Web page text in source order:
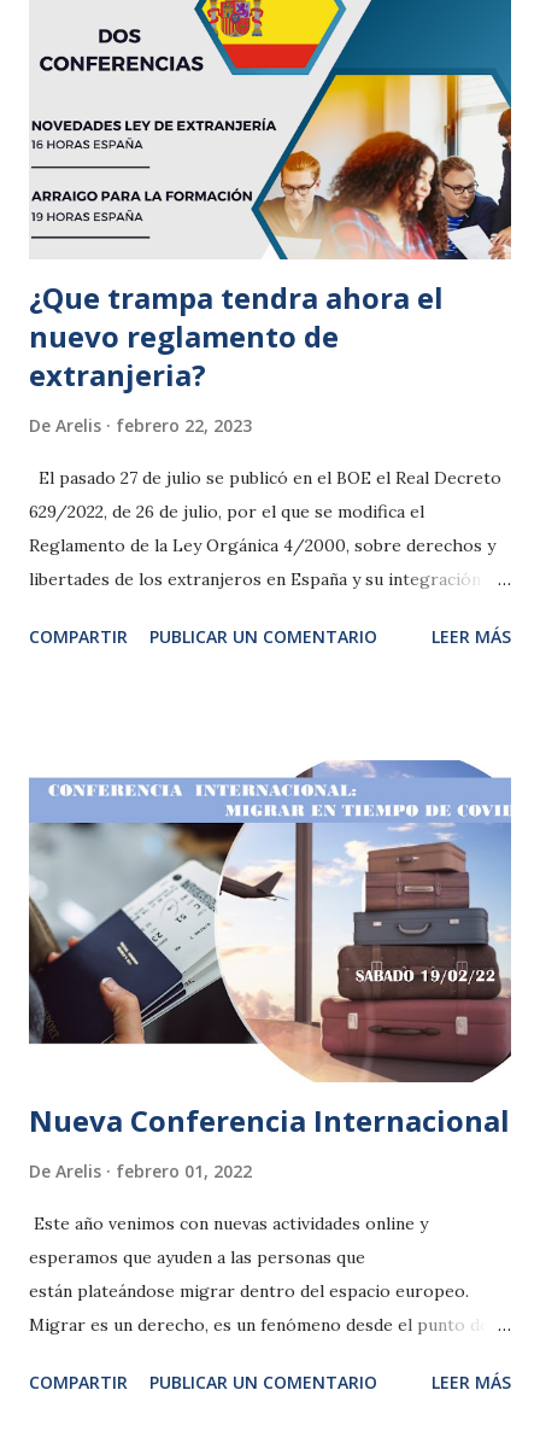
¿Que trampa tendra ahora el
nuevo reglamento de
extranjeria?
De Arelis febrero 22, 2023
El pasado 27 de julio se publicó en el BOE el Real Decreto
629/2022, de 26 de julio, por el que se modifica el
Reglamento de la Ley Orgánica 4/2000, sobre derechos y
libertades de los extranjeros en España y su integración
situación hemos preparado un ciclo de conferencias con
España abordara las novedades principales en este nuevo
reglamento. Y esta centrado en tres lineas principales: 1.-
El permiso de trabajo para extranjeros extracomunitarios,
tanto por cuenta ajena como por cuenta propia
(promoviendo así también el trabajo como autónomo/as).
2.- Facilitar la obtención de permisos de trabajo
compatibles con el permiso de estancia por estudios así
como facilitar la modificación a permiso de residencia y
trabajo al finalizar la formación. 3.- Crea u...
COMPARTIR PUBLICAR UN COMENTARIO LEER MÁS
Nueva Conferencia Internacional
De Arelis febrero 01, 2022
Este año venimos con nuevas actividades online y
esperamos que ayuden a las personas que
están plateándose migrar dentro del espacio europeo.
Migrar es un derecho, es un fenómeno desde el punto de
un compromiso para la propia persona de hacerlo de
COMPARTIR PUBLICAR UN COMENTARIO LEER MÁS